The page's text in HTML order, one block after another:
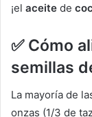
¡el aceite de
✅ Cómo
semillas
La mayoría de
onzas (1/3 de